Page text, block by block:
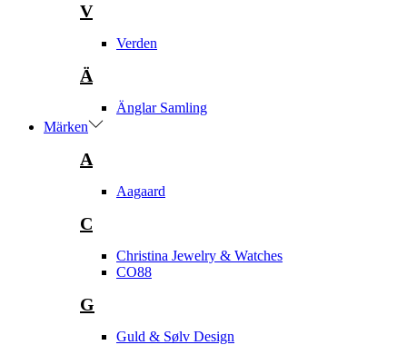
V
Verden
Ä
Änglar Samling
Märken
A
Aagaard
C
Christina Jewelry & Watches
CO88
G
Guld & Sølv Design